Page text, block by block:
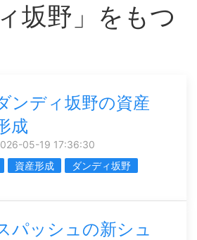
坂野」をもつ
ンディ坂野の資産
成
05-19 17:36:30
資産形成
ダンディ坂野
パッシュの新シュ